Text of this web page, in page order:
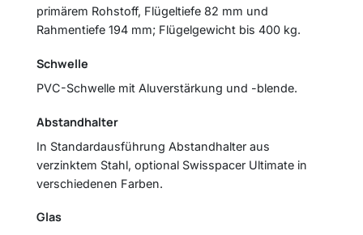
primärem Rohstoff, Flügeltiefe 82 mm und
Rahmentiefe 194 mm; Flügelgewicht bis 400 kg.
Schwelle
PVC-Schwelle mit Aluverstärkung und -blende.
Abstandhalter
In Standardausführung Abstandhalter aus
verzinktem Stahl, optional Swisspacer Ultimate in
verschiedenen Farben.
Glas